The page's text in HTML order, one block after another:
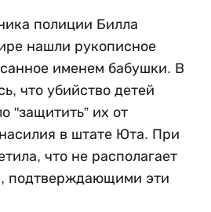
полиции Билла
нашли рукописное
именем бабушки. В
что убийство детей
"защитить” их от
в штате Юта. При
что не располагает
подтверждающими эти